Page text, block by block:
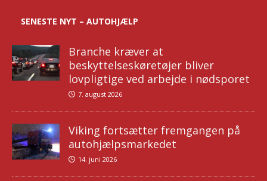
SENESTE NYT – AUTOHJÆLP
Branche kræver at
beskyttelseskøretøjer bliver
lovpligtige ved arbejde i nødsporet
7. august 2026
Viking fortsætter fremgangen på
autohjælpsmarkedet
14. juni 2026